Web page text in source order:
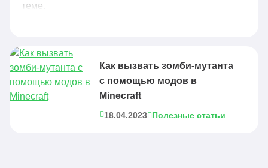
теме.
Как вызвать зомби-мутанта
с помощью модов в
Minecraft
18.04.2023 Полезные статьи